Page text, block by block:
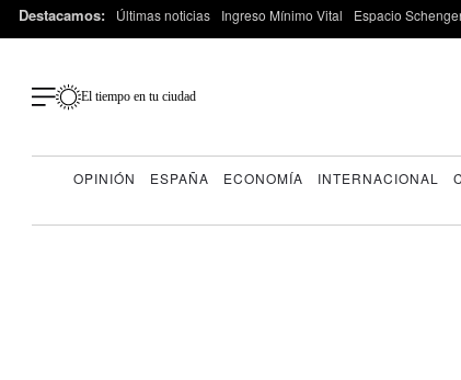
Destacamos: Últimas noticias Ingreso Mínimo Vital Espacio
El tiempo en tu ciudad
OPINIÓN ESPAÑA ECONOMÍA INTERNACIONAL